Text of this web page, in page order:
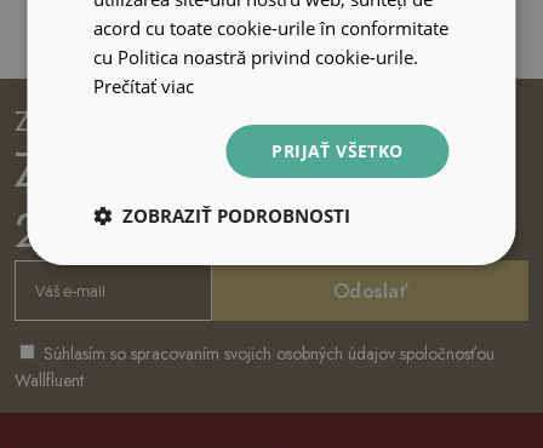
Zapisz się na newsletter
Získajte poukážku na
2€ voucher
Odoslať
Súhlasím so spracovaním svojich osobných údajov spoločnosťou
Wallfluent
acord cu toate cookie-urile în conformitate
cu Politica noastră privind cookie-urile.
Prečítať viac
PRIJAŤ VŠETKO
ZOBRAZIŤ PODROBNOSTI